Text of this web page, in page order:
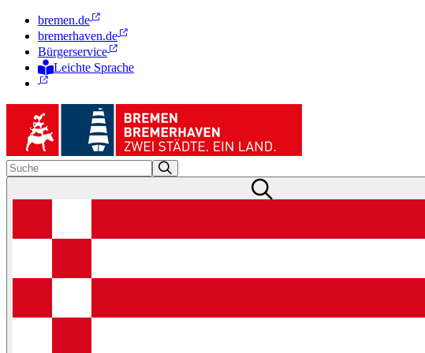
bremen.de
bremerhaven.de
Bürgerservice
Leichte Sprache
Zur Deutschen Gebärdensprache